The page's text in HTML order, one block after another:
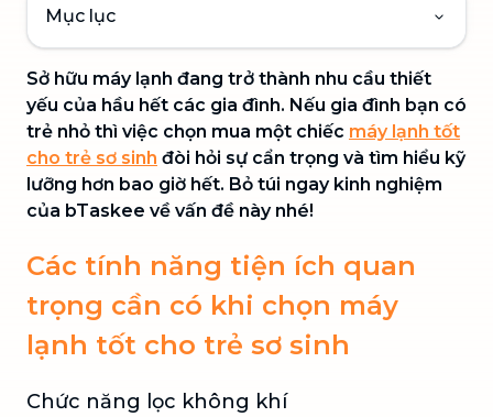
Mục lục
Sở hữu máy lạnh đang trở thành nhu cầu thiết
yếu của hầu hết các gia đình. Nếu gia đình bạn có
trẻ nhỏ thì việc chọn mua một chiếc máy lạnh tốt
cho trẻ sơ sinh đòi hỏi sự cẩn trọng và tìm hiểu kỹ
lưỡng hơn bao giờ hết. Bỏ túi ngay kinh nghiệm
của bTaskee về vấn đề này nhé!
Các tính năng tiện ích quan
trọng cần có khi chọn máy
lạnh tốt cho trẻ sơ sinh
Chức năng lọc không khí